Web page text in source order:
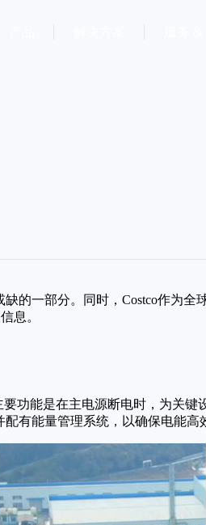
的一部分。同时，Costco作为
息。
功能是在主电源断电时，为关
有能量管理系统，以确保电能高